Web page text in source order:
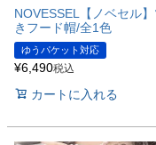
NOVESSEL【ノベセル
きフード帽/全1色
ゆうパケット対応
¥6,490税込
カートに入れる